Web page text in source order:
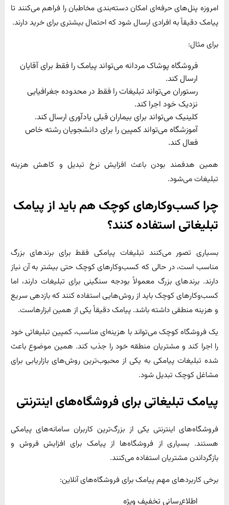
امروزه پنل‌های حرفه‌ای امکان دسته‌بندی مخاطبان را فراهم می‌کنند تا
پیامک دقیقاً به افرادی ارسال شود که احتمال بیشتری برای خرید دارند.
برای مثال:
فروشگاه پوشاک مردانه می‌تواند پیامک را فقط برای آقایان
ارسال کند.
رستوران می‌تواند تبلیغات را فقط در محدوده جغرافیایی
نزدیک خود اجرا کند.
کلینیک می‌تواند برای بیماران قبلی یادآوری ارسال کند.
آموزشگاه می‌تواند کمپین را برای دانشجویان رشته خاص
فعال کند.
همین هدفمند بودن باعث افزایش نرخ تبدیل و کاهش هزینه
تبلیغات می‌شود.
چرا کسب‌وکارهای کوچک هم باید از پیامک
تبلیغاتی استفاده کنند؟
بسیاری تصور می‌کنند تبلیغات پیامکی فقط برای برندهای بزرگ
مناسب است، در حالی که کسب‌وکارهای کوچک حتی بیشتر به آن نیاز
دارند. برندهای بزرگ معمولاً بودجه سنگینی برای تبلیغات دارند، اما
کسب‌وکارهای کوچک باید از روش‌هایی استفاده کنند که بازدهی سریع
و هزینه منطقی داشته باشد. پیامک دقیقاً یکی از همین ابزارهاست.
یک فروشگاه کوچک می‌تواند با هزینه‌ای مناسب، کمپین تبلیغاتی خود
را اجرا کند و مشتریان منطقه خود را جذب کند. همین موضوع باعث
شده تبلیغات پیامکی به یکی از محبوب‌ترین روش‌های بازاریابی برای
مشاغل کوچک تبدیل شود.
پیامک تبلیغاتی برای فروشگاه‌های اینترنتی
فروشگاه‌های اینترنتی یکی از بزرگ‌ترین کاربران سامانه‌های پیامکی
هستند. بسیاری از فروشگاه‌ها از پیامک برای افزایش فروش و
بازگرداندن مشتریان استفاده می‌کنند.
برخی کاربردهای مهم پیامک برای فروشگاه‌های آنلاین:
اطلاع‌رسانی تخفیف ویژه